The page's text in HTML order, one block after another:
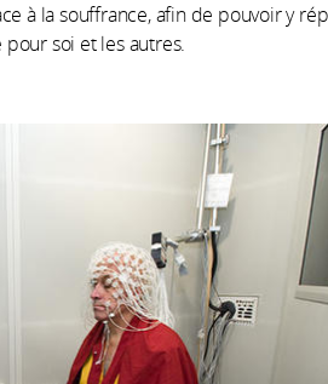
à la souffrance, afin de pouvoir y
soi et les autres.